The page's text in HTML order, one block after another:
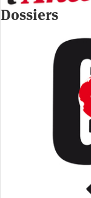
Dossiers